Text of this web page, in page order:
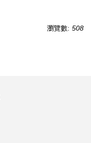
瀏覽數: 508